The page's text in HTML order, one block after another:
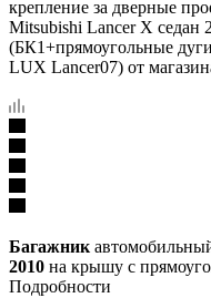
Багажник
2010 на крышу с
Подробности